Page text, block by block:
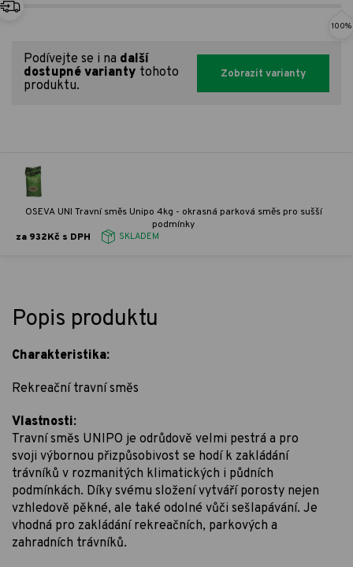
100%
Podívejte se i na další
dostupné varianty tohoto
produktu.
Zobrazit varianty
OSEVA UNI Travní směs Unipo 4kg - okrasná parková směs pro sušší
podmínky
za 932Kč s DPH
SKLADEM
Popis produktu
Charakteristika:
Rekreační travní směs
Vlastnosti:
Travní směs UNIPO je odrůdově velmi pestrá a pro
svoji výbornou přizpůsobivost se hodí k zakládání
trávníků v rozmanitých klimatických i půdních
podmínkách. Díky svému složení vytváří porosty nejen
vzhledově pěkné, ale také odolné vůči sešlapávání. Je
vhodná pro zakládání rekreačních, parkových a
zahradních trávníků.